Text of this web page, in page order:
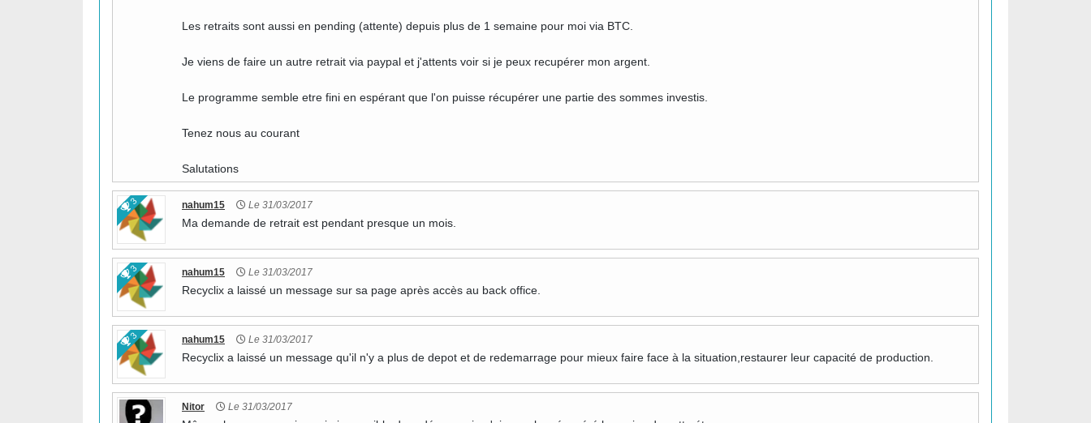
Les retraits sont aussi en pending (attente) depuis plus de 1 semaine pour moi via BTC.
Je viens de faire un autre retrait via paypal et j'attents voir si je peux recupérer mon argent.
Le programme semble etre fini en espérant que l'on puisse récupérer une partie des sommes investis.
Tenez nous au courant
Salutations
3 nahum15 Le 31/03/2017
Ma demande de retrait est pendant presque un mois.
3 nahum15 Le 31/03/2017
Recyclix a laissé un message sur sa page après accès au back office.
3 nahum15 Le 31/03/2017
Recyclix a laissé un message qu'il n'y a plus de depot et de redemarrage pour mieux faire face à la situation,restaurer leur capacité de production.
Nitor Le 31/03/2017